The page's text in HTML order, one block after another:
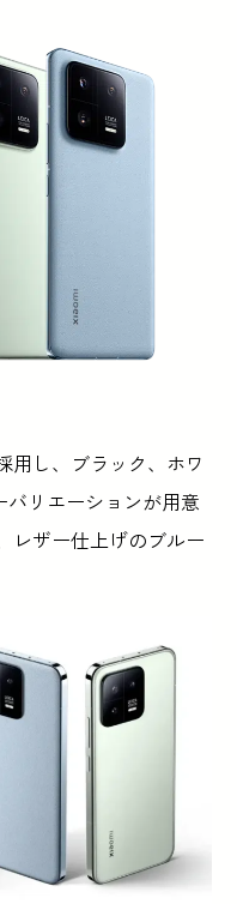
用し、ブラック、ホワ
バリエーションが用意
レザー仕上げのブルー